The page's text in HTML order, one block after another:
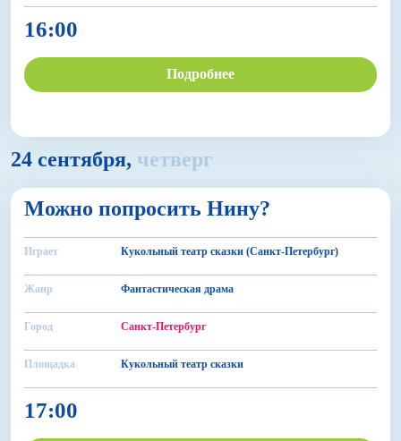
Пушкинская карта
16:00
Подробнее
24 сентября, четверг
6+
Можно попросить Нину?
Играет Кукольный театр сказки (Санкт-Петербург)
Жанр Фантастическая драма
Город Санкт-Петербург
Площадка Кукольный театр сказки
17:00